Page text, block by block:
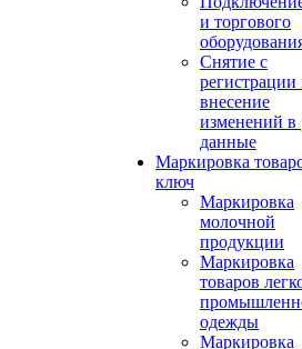
и торгового
Снятие с
регистрации
внесение
изменений в
данные
Маркировка
ключ
Маркировка
молочной
продукции
Маркировка
товаров
одежды
Маркировка